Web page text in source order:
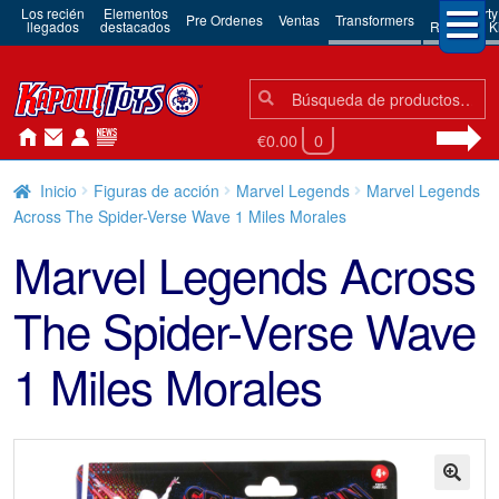
Los recién
llegados
Elementos
destacados Pre Ordenes Ventas Transformers 3rd Party
Robots &
Búsqueda:
Búsqueda
€0.00 0
Inicio Figuras de acción Marvel Legends
Marvel Legends
Across The Spider-Verse Wave 1 Miles Morales
Marvel Legends Across
The Spider-Verse Wave
1 Miles Morales